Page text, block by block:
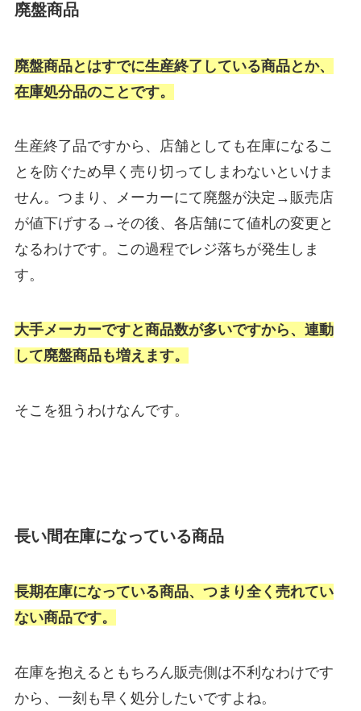
廃盤商品
廃盤商品とはすでに生産終了している商品とか、
在庫処分品のことです。
生産終了品ですから、店舗としても在庫になるこ
とを防ぐため早く売り切ってしまわないといけま
せん。つまり、メーカーにて廃盤が決定→販売店
が値下げする→その後、各店舗にて値札の変更と
なるわけです。この過程でレジ落ちが発生しま
す。
大手メーカーですと商品数が多いですから、連動
して廃盤商品も増えます。
そこを狙うわけなんです。
長い間在庫になっている商品
長期在庫になっている商品、つまり全く売れてい
ない商品です。
在庫を抱えるともちろん販売側は不利なわけです
から、一刻も早く処分したいですよね。